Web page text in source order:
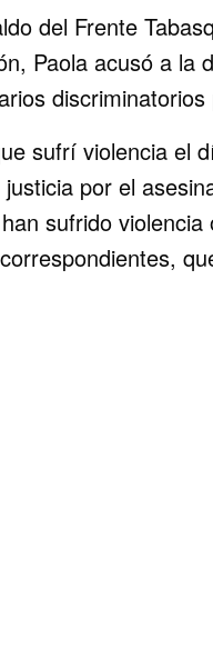
del Frente
Paola acusó a
sufrí violencia el
por el
sufrido